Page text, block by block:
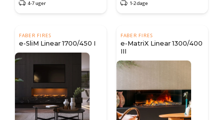
4-7 uger 1-2 dage
FABER FIRES
e-SliM Linear 1700/450 I
FABER FIRES
e-MatriX Linear 1300/400
III